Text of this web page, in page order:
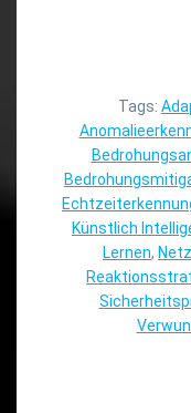
Tags:
Künstlich
Lernen,